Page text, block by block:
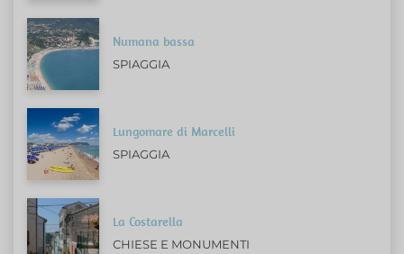
Numana bassa
SPIAGGIA
Lungomare di Marcelli
SPIAGGIA
La Costarella
CHIESE E MONUMENTI